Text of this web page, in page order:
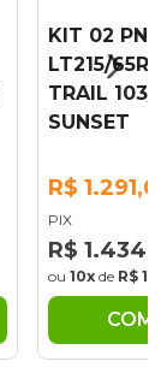
KIT 02
LT215/
TRAIL 103/
SUNSET
R$
PIX
R$
ou 10x de R$